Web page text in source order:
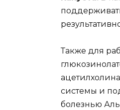
Также для
системы и
болезнью